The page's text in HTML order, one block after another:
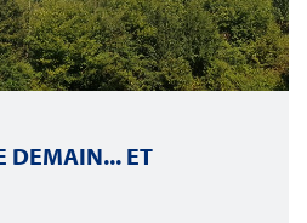
DEMAIN... ET